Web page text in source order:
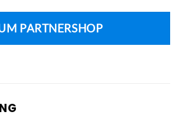
PARTNERSHOP